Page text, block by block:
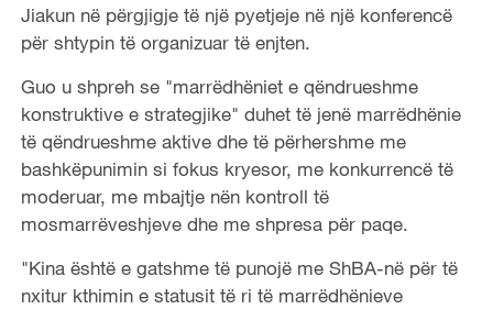
Jiakun në përgjigje të një pyetjeje në një konferencë
për shtypin të organizuar të enjten.
Guo u shpreh se "marrëdhëniet e qëndrueshme
konstruktive e strategjike" duhet të jenë marrëdhënie
të qëndrueshme aktive dhe të përhershme me
bashkëpunimin si fokus kryesor, me konkurrencë të
moderuar, me mbajtje nën kontroll të
mosmarrëveshjeve dhe me shpresa për paqe.
"Kina është e gatshme të punojë me ShBA-në për të
nxitur kthimin e statusit të ri të marrëdhënieve